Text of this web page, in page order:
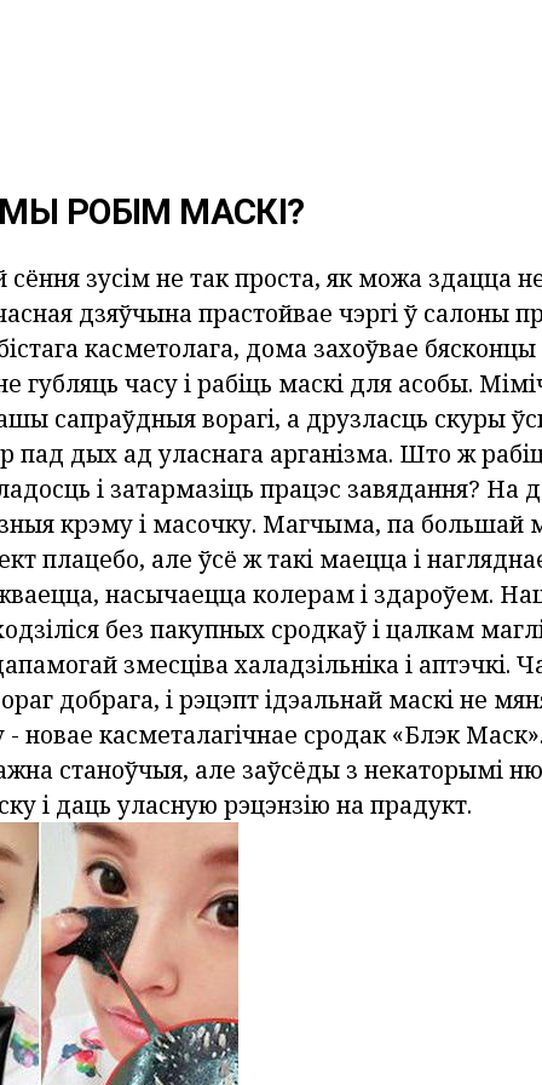
РОБІМ МАСКІ?
зусім не так проста, як можа здацца
дзяўчына прастойвае чэргі ў салоны
касметолага, дома захоўвае бясконцы
губляць часу і рабіць маскі для асобы.
сапраўдныя ворагі, а друзласць скуры
пад дых ад уласнага арганізма. Што ж
і затармазіць працэс завядання? На
крэму і масочку. Магчыма, па большай
плацебо, але ўсё ж такі маецца і
насычаецца колерам і здароўем.
без пакупных сродкаў і цалкам
змесціва халадзільніка і аптэчкі.
добрага, і рэцэпт ідэальнай маскі не
новае касметалагічнае сродак «Блэк
станоўчыя, але заўсёды з некаторымі
і даць уласную рэцэнзію на прадукт.